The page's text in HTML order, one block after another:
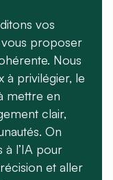
vos
proposer
Nous
à privilégier, le
mettre en
clair,
On
à l’IA pour
et aller